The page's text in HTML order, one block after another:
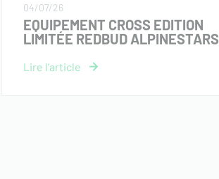
04/07/26
EQUIPEMENT CROSS EDITION
LIMITÉE REDBUD ALPINESTARS